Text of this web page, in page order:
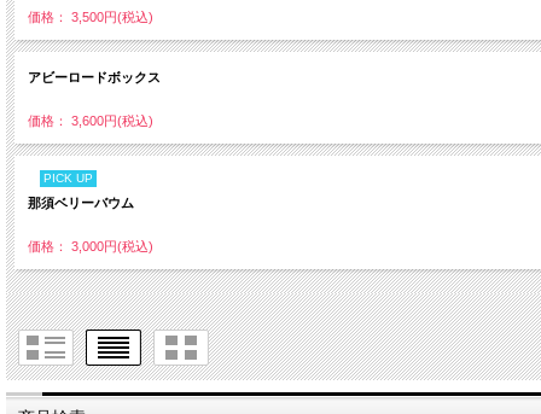
価格： 3,500円(税込)
アビーロードボックス
価格： 3,600円(税込)
PICK UP
那須ベリーバウム
価格： 3,000円(税込)